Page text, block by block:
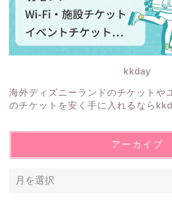
kkday
海外ディズニーランドのチケットや
のチケットを安く手に入れるなら
アーカイブ